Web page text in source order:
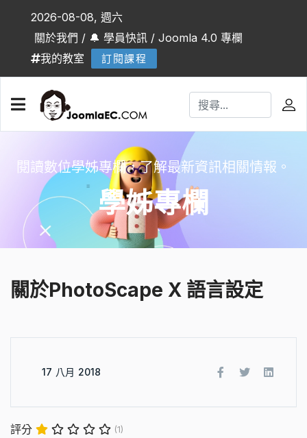
2026-08-08, 週六
關於我們 / 🔔 學員快訊 / Joomla 4.0 專欄
我的教室
訂閱課程
學姊專欄
閱讀數位學姊專欄，了解最新資訊相關情報。
關於PhotoScape X 語言設定
17 八月 2018
評分 (1)